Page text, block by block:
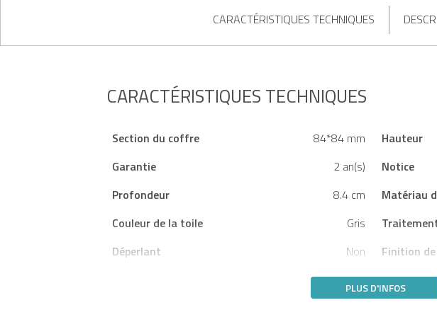
CARACTÉRISTIQUES TECHNIQUES
CARACTÉRISTIQUES TECHNIQUES
Section du coffre 84*84 mm Hauteur
Garantie
2 an(s) Notice
Profondeur
8.4 cm Matériau
Couleur de la toile
Gris
Déperlant
Non Finition
PLUS D'INFOS